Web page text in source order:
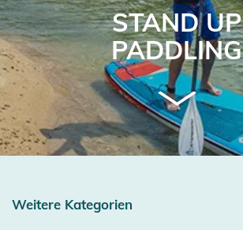
STAND UP
PADDLING
Weitere Kategorien